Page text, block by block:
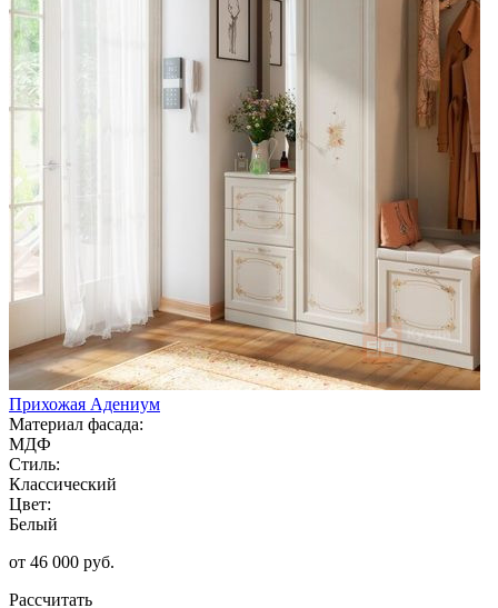
Прихожая Адениум
Материал фасада:
МДФ
Стиль:
Классический
Цвет:
Белый
от 46 000 руб.
Рассчитать